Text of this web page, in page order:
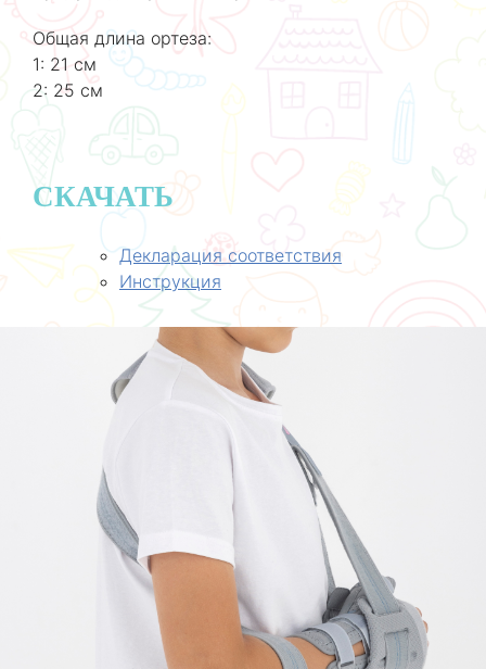
Общая длина ортеза:
1: 21 см
2: 25 см
СКАЧАТЬ
Декларация соответствия
Инструкция